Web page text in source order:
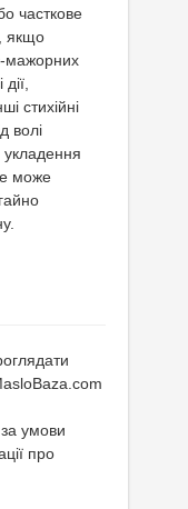
часткове
якщо
мажорних
стихійні
волі
укладення
може
умови
про